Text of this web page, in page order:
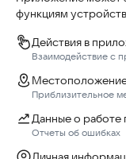
функциям
Действия в
Взаимодействие с
Приблизительное
Данные о работе
Отчеты об ошибках